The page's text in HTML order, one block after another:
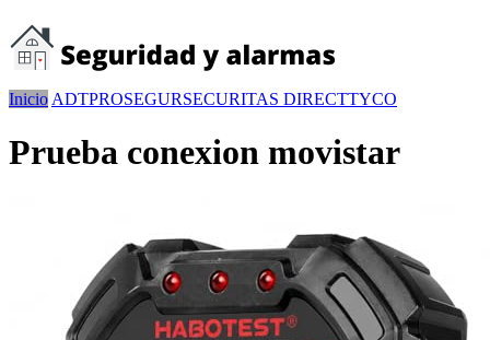
Inicio ADTPROSEGURSECURITAS DIRECTTYCO
Prueba conexion movistar